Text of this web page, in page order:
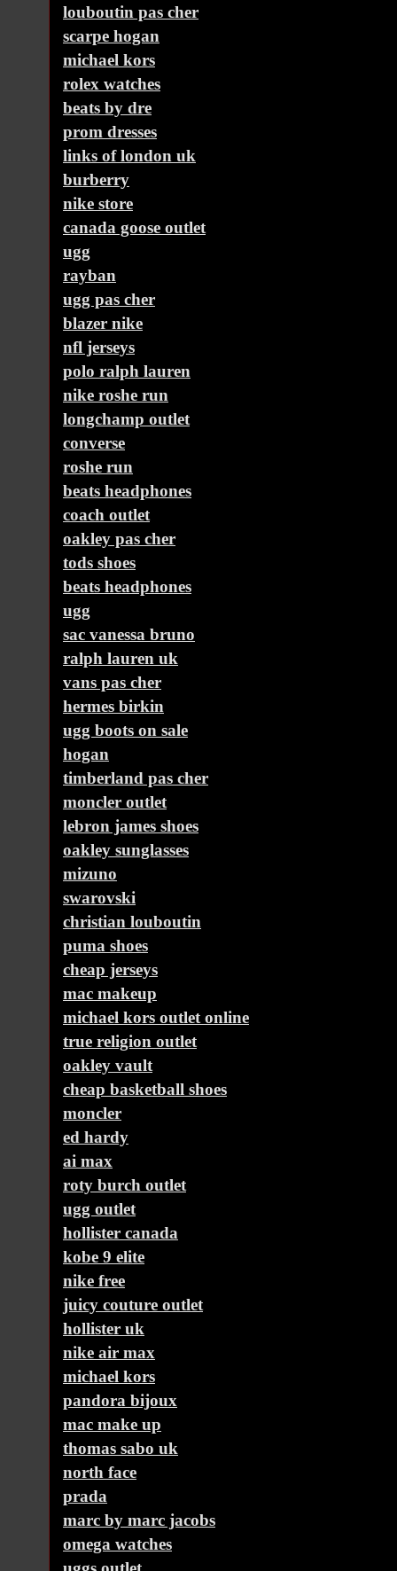
louboutin pas cher
scarpe hogan
michael kors
rolex watches
beats by dre
prom dresses
links of london uk
burberry
nike store
canada goose outlet
ugg
rayban
ugg pas cher
blazer nike
nfl jerseys
polo ralph lauren
nike roshe run
longchamp outlet
converse
roshe run
beats headphones
coach outlet
oakley pas cher
tods shoes
beats headphones
ugg
sac vanessa bruno
ralph lauren uk
vans pas cher
hermes birkin
ugg boots on sale
hogan
timberland pas cher
moncler outlet
lebron james shoes
oakley sunglasses
mizuno
swarovski
christian louboutin
puma shoes
cheap jerseys
mac makeup
michael kors outlet online
true religion outlet
oakley vault
cheap basketball shoes
moncler
ed hardy
ai max
roty burch outlet
ugg outlet
hollister canada
kobe 9 elite
nike free
juicy couture outlet
hollister uk
nike air max
michael kors
pandora bijoux
mac make up
thomas sabo uk
north face
prada
marc by marc jacobs
omega watches